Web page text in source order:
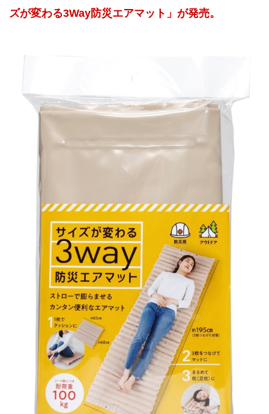
ズが変わる3Way防災エアマット」が発売。